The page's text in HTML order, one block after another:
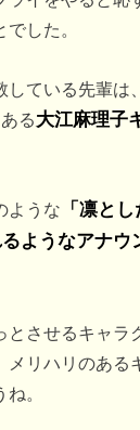
した。
している先輩は
る大江麻理子
ような
「凛と
ようなアナウ
とさせるキャラ
メリハリのある
。